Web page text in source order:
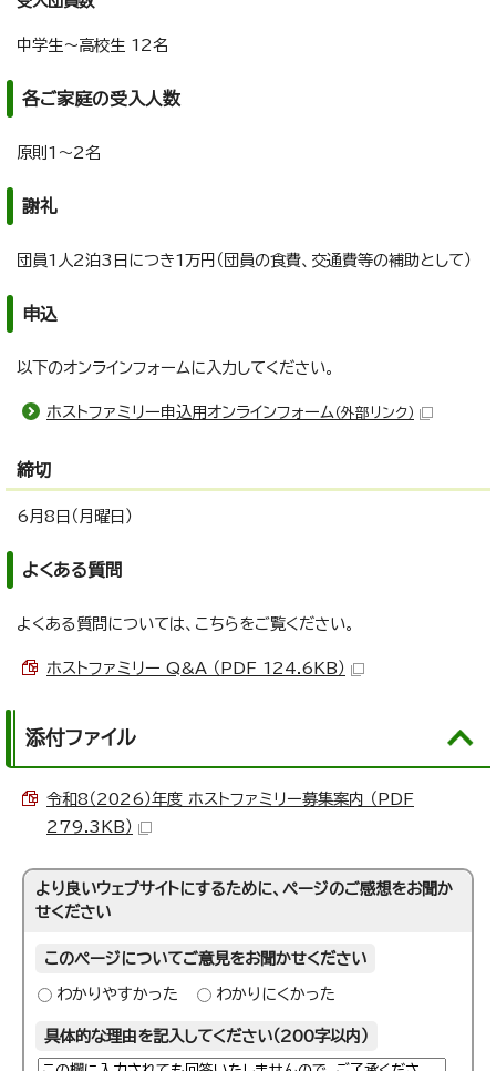
中学生～高校生 12名
各ご家庭の受入人数
原則1～2名
謝礼
団員1人2泊3日につき1万円（団員の食費、交通費等の補助として）
申込
以下のオンラインフォームに入力してください。
ホストファミリー申込用オンラインフォーム （外部リンク）
締切
6月8日（月曜日）
よくある質問
よくある質問については、こちらをご覧ください。
ホストファミリー Q&A （PDF 124.6KB）
添付ファイル
令和8（2026）年度 ホストファミリー募集案内 （PDF
279.3KB）
より良いウェブサイトにするために、ページのご感想をお聞か
せください
このページについてご意見をお聞かせください
わかりやすかった わかりにくかった
具体的な理由を記入してください（200字以内）